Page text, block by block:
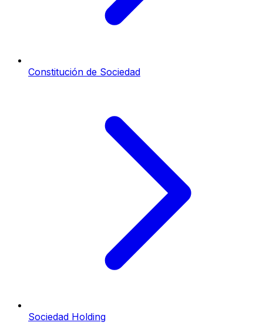
Constitución de Sociedad
Sociedad Holding